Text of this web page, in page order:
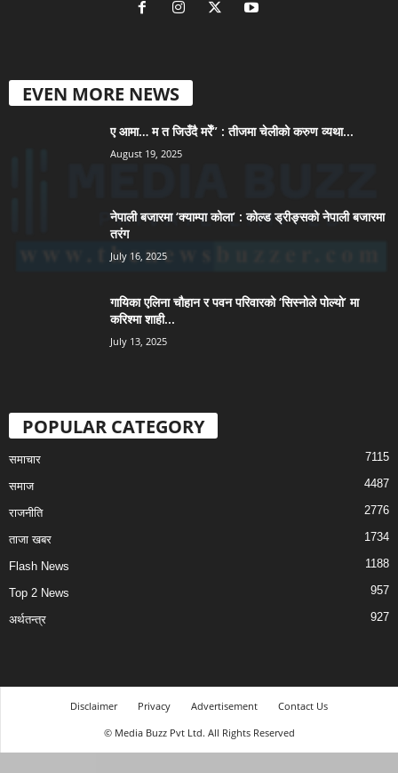
EVEN MORE NEWS
ए आमा… म त जिउँदै मरेँ” : तीजमा चेलीको करुण व्यथा...
August 19, 2025
नेपाली बजारमा ‘क्याम्पा कोला’ : कोल्ड ड्रीङ्सको नेपाली बजारमा
तरंग
July 16, 2025
गायिका एलिना चौहान र पवन परिवारको ‘सिस्नोले पोल्यो’ मा
करिश्मा शाही...
July 13, 2025
POPULAR CATEGORY
समाचार 7115
समाज 4487
राजनीति 2776
ताजा खबर 1734
Flash News 1188
Top 2 News 957
अर्थतन्त्र 927
Disclaimer Privacy Advertisement
Contact Us
© Media Buzz Pvt Ltd. All Rights Reserved